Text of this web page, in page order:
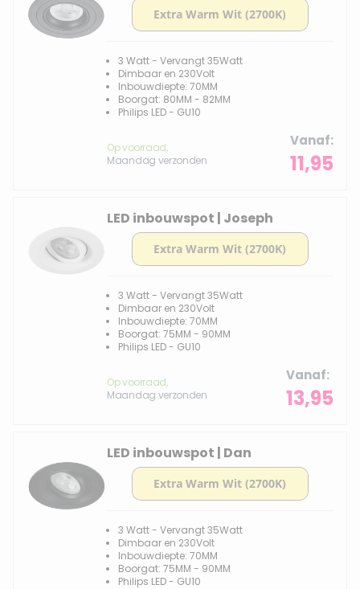
3 Watt - Vervangt 35Watt
Dimbaar en 230Volt
Inbouwdiepte: 70MM
Boorgat: 80MM - 82MM
Philips LED - GU10
Op voorraad,
Maandag verzonden
Vanaf
11,95
LED inbouwspot | Joseph
3 Watt - Vervangt 35Watt
Dimbaar en 230Volt
Inbouwdiepte: 70MM
Boorgat: 75MM - 90MM
Philips LED - GU10
Op voorraad,
Maandag verzonden
Vanaf
13,95
LED inbouwspot | Dan
3 Watt - Vervangt 35Watt
Dimbaar en 230Volt
Inbouwdiepte: 70MM
Boorgat: 75MM - 90MM
Philips LED - GU10